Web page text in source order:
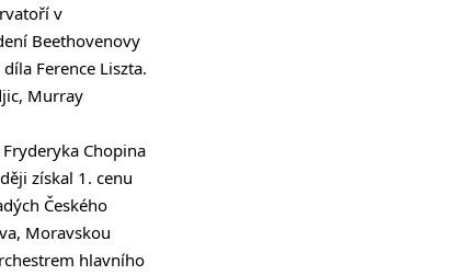
v
Beethovenovy
Ference Liszta.
Murray
Chopina
získal 1. cenu
Českého
Moravskou
hlavního